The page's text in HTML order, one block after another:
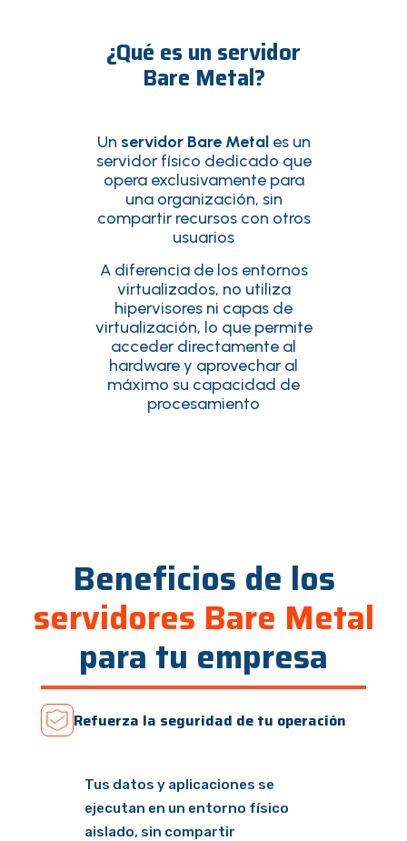
¿Qué es un servidor
Bare Metal?
Un servidor Bare Metal es un
servidor físico dedicado que
opera exclusivamente para
una organización, sin
compartir recursos con otros
usuarios
A diferencia de los entornos
virtualizados, no utiliza
hipervisores ni capas de
virtualización, lo que permite
acceder directamente al
hardware y aprovechar al
máximo su capacidad de
procesamiento
Beneficios de los
servidores Bare Metal
para tu empresa
Refuerza la seguridad de tu operación
Tus datos y aplicaciones se
ejecutan en un entorno físico
aislado, sin compartir